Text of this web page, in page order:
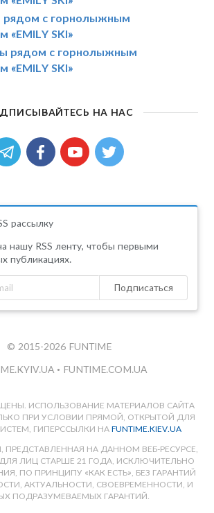
рядом с горнолыжным
«EMILY SKI»
рядом с горнолыжным
«EMILY SKI»
НА НАС
рассылку
нашу RSS ленту, чтобы первыми
публикациях.
Подписаться
© 2015-2026 FUNTIME
• FUNTIME.COM.UA
ИСПОЛЬЗОВАНИЕ МАТЕРИАЛОВ САЙТА
ПРИ УСЛОВИИ ПРЯМОЙ, ОТКРЫТОЙ ДЛЯ
ГИПЕРССЫЛКИ НА FUNTIME.KIEV.UA
НА ДАННОМ ВЕБ-РЕСУРСЕ,
ЛИЦ СТАРШЕ 21 ГОДА, ИСКЛЮЧИТЕЛЬНО
ПО ПРИНЦИПУ «КАК ЕСТЬ», БЕЗ ГАРАНТИЙ
АКТУАЛЬНОСТИ, СВОЕВРЕМЕННОСТИ, И
ПОДРАЗУМЕВАЕМЫХ ГАРАНТИЙ.